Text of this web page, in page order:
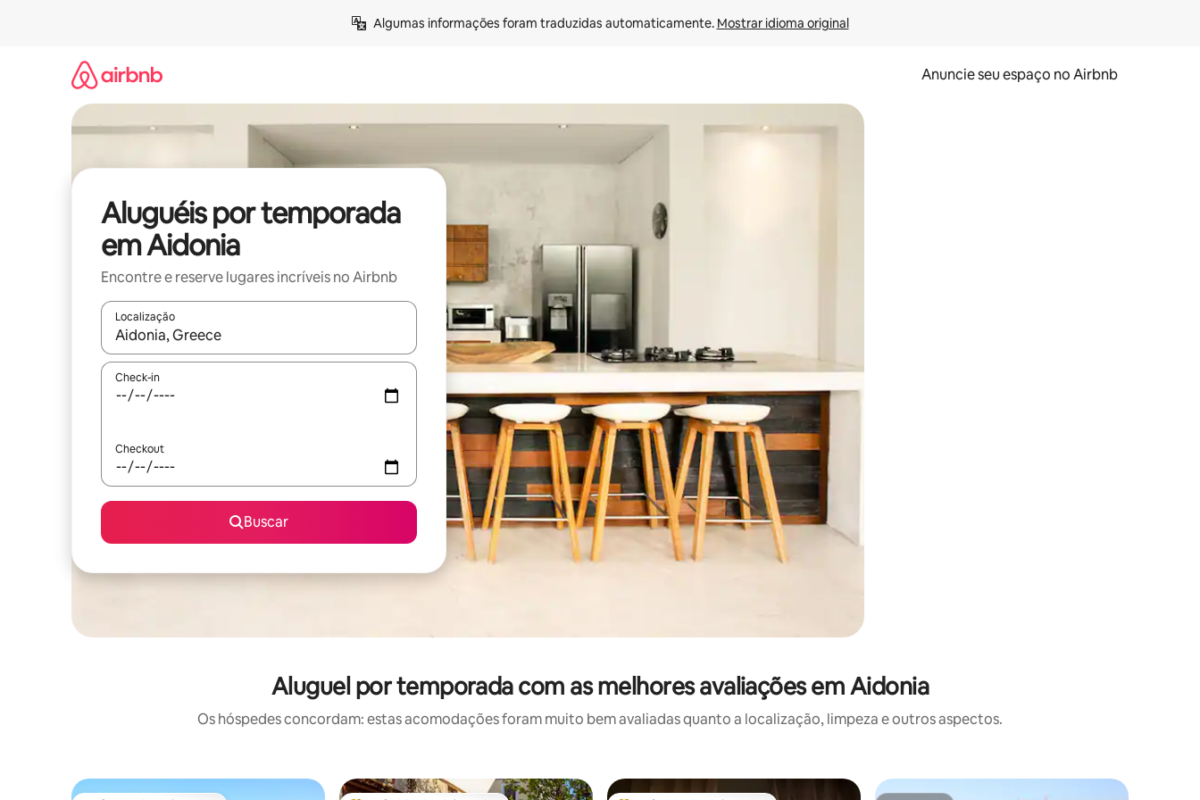
Algumas informações foram traduzidas automaticamente. Mostrar idioma original
Anuncie seu espaço no Airbnb
Aluguéis por temporada
em Aidonia
Encontre e reserve lugares incríveis no Airbnb
Localização
Quando os resultados estiverem disponíveis, explore-os usando as seta para cima e para baixo do teclado ou tocando e deslizando o dedo na tela.
Check-in
Checkout
Buscar
Aluguel por temporada com as melhores avaliações em Aidonia
Os hóspedes concordam: estas acomodações foram muito bem avaliadas quanto a localização, limpeza e outros aspectos.